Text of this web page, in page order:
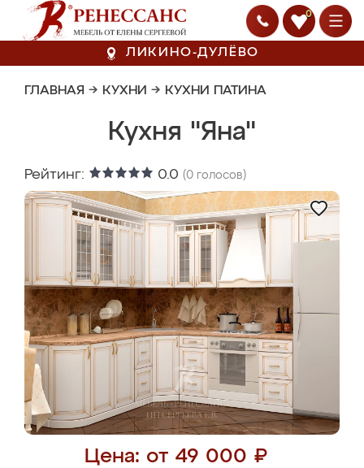
0
ЛИКИНО-ДУЛЁВО
ГЛАВНАЯ → КУХНИ → КУХНИ ПАТИНА
Кухня "Яна"
Рейтинг: 0.0 (0 голосов)
Цена: от 49 000 ₽